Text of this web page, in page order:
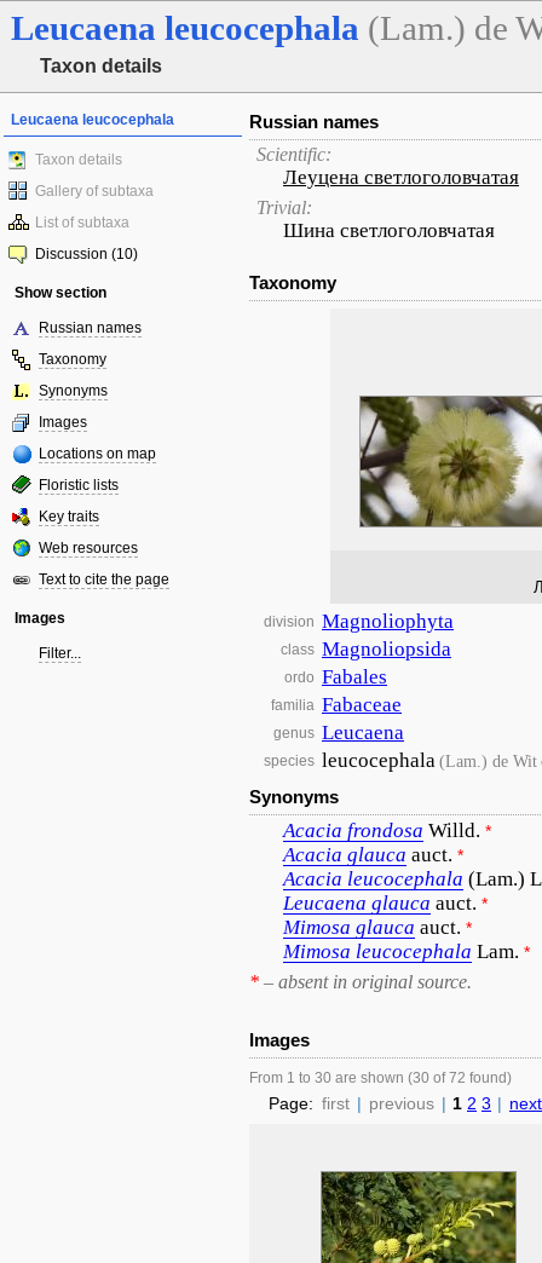
Leucaena leucocephala (Lam.) de
Taxon details
Leucaena leucocephala
Taxon details
Gallery of subtaxa
List of subtaxa
Discussion (10)
Show section
Russian names
Taxonomy
Synonyms
Images
Locations on map
Floristic lists
Key traits
Web resources
Text to cite the page
Images
Filter...
Russian names
Scientific:
Леуцена светлоголовчатая
Trivial:
Шина светлоголовчатая
Taxonomy
division Magnoliophyta
class Magnoliopsida
ordo Fabales
familia Fabaceae
genus Leucaena
species leucocephala(Lam.) de Wit
Synonyms
Acacia frondosa Willd. *
Acacia glauca auct. *
Acacia leucocephala (Lam.)
Leucaena glauca auct. *
Mimosa glauca auct. *
Mimosa leucocephala Lam. *
* – absent in original source.
Images
From 1 to 30 are shown (30 of 72 found)
Page: first | previous | 1 2 3 | next